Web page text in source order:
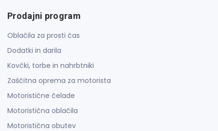
Prodajni program
Oblačila za prosti čas
Dodatki in darila
Kovčki, torbe in nahrbtniki
Zaščitna oprema za motorista
Motoristične čelade
Motoristična oblačila
Motoristična obutev